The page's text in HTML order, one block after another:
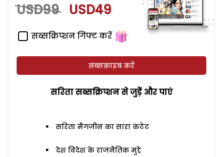
USD99 USD49
सब्सक्रिप्शन गिफ्ट करें
सब्सक्राइब करें
सरिता सब्सक्रिप्शन से जुड़ेें और पाएं
सरिता मैगजीन का सारा कंटेंट
देश विदेश के राजनैतिक मुद्दे